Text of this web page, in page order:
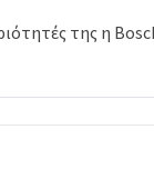
της η